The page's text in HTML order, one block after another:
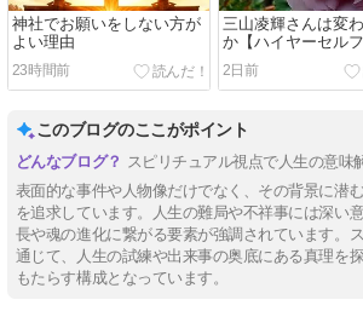
神社でお願いをしない方が
よい理由
23時間前
三山凌輝さんは変
か【ハイヤーセルフ
2日前
このブログのここがポイント
スピリチュアル視点で人生の意味
表面的な事件や人物像だけでなく、その背景に潜
を追求しています。人生の難局や不祥事には深い
長や魂の進化に繋がる要素が強調されています。
通じて、人生の試練や出来事の奥底にある真理を
もたらす構成となっています。